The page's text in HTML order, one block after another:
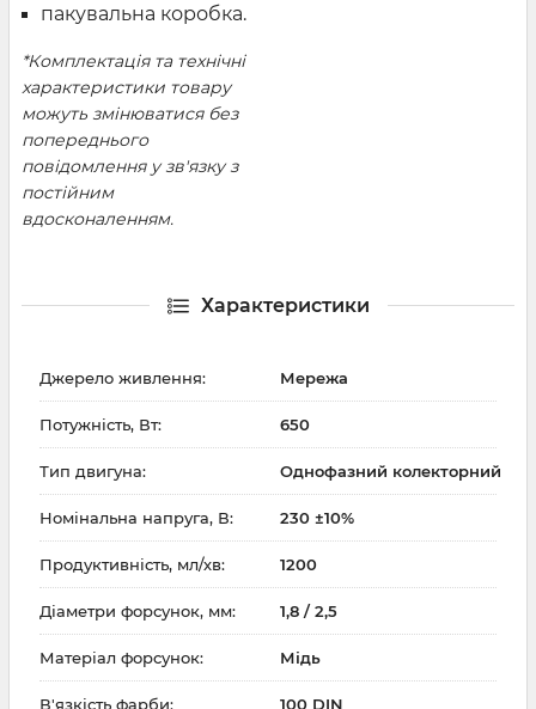
пакувальна коробка.
*Комплектація та технічні
характеристики товару
можуть змінюватися без
попереднього
повідомлення у зв'язку з
постійним
вдосконаленням.
Характеристики
Джерело живлення: Мережа
Потужність, Вт: 650
Тип двигуна: Однофазний колекторний
Номінальна напруга, В: 230 ±10%
Продуктивність, мл/хв: 1200
Діаметри форсунок, мм: 1,8 / 2,5
Матеріал форсунок: Мідь
В'язкість фарби: 100 DIN